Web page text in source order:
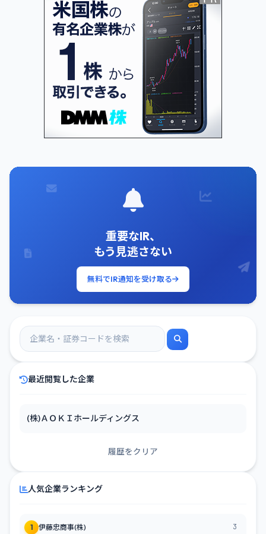
重要なIR、
もう見逃さない
無料でIR通知を受け取る
最近閲覧した企業
(株)ＡＯＫＩホールディングス
履歴をクリア
人気企業ランキング
1 伊藤忠商事(株) 3